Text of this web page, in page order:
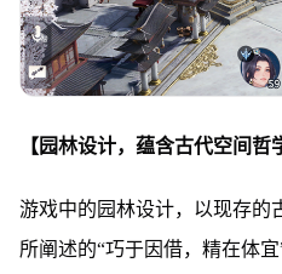
【园林设计，蕴含古代空间哲
游戏中的园林设计，以现存的
所阐述的“巧于因借，精在体